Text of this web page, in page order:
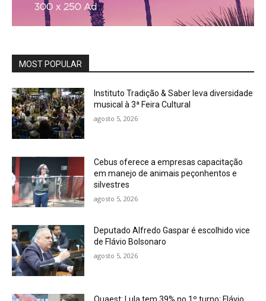
MOST POPULAR
Instituto Tradição & Saber leva diversidade
musical à 3ª Feira Cultural
agosto 5, 2026
Cebus oferece a empresas capacitação
em manejo de animais peçonhentos e
silvestres
agosto 5, 2026
Deputado Alfredo Gaspar é escolhido vice
de Flávio Bolsonaro
agosto 5, 2026